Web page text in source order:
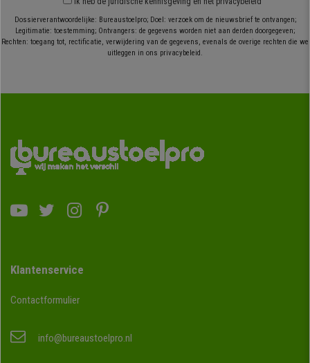
Dossierverantwoordelijke: Bureaustoelpro; Doel: verzoek om de nieuwsbrief te ontvangen;
Legitimatie: toestemming; Ontvangers: de gegevens worden niet aan derden doorgegeven;
Rechten: toegang tot, rectificatie, verwijdering van de gegevens, evenals de overige rechten die we
uitleggen in ons privacybeleid.
Klantenservice
Contactformulier
info@bureaustoelpro.nl